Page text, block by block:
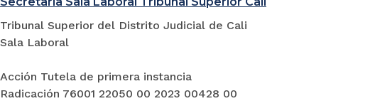
Tribunal Superior del Distrito Judicial de Cali
Sala Laboral
Acción Tutela de primera instancia
Radicación 76001 22050 00 2023 00428 00